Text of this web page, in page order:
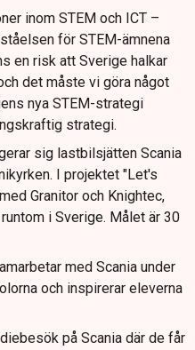
inom STEM och ICT –
för STEM-ämnena
en risk att Sverige halkar
det måste vi göra något
nya STEM-strategi
strategi.
sig lastbilsjätten Scania
I projektet "Let's
Granitor och Knightec,
i Sverige. Målet är 30
med Scania under
och inspirerar eleverna
på Scania där de får